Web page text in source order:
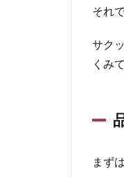
2
的
法
それ
サク
くみ
まず